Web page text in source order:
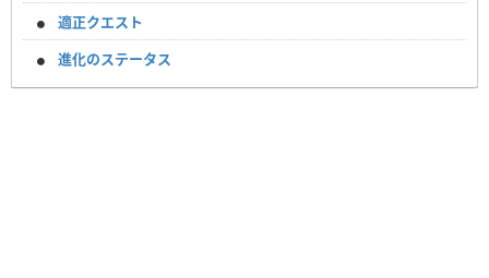
適正クエスト
進化のステータス